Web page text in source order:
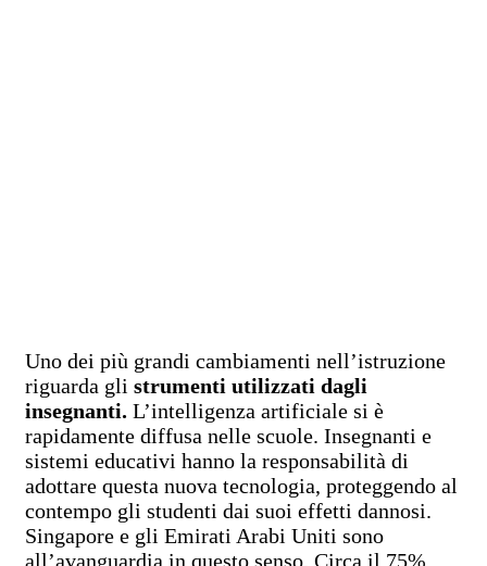
Uno dei più grandi cambiamenti nell’istruzione
riguarda gli strumenti utilizzati dagli
insegnanti. L’intelligenza artificiale si è
rapidamente diffusa nelle scuole. Insegnanti e
sistemi educativi hanno la responsabilità di
adottare questa nuova tecnologia, proteggendo al
contempo gli studenti dai suoi effetti dannosi.
Singapore e gli Emirati Arabi Uniti sono
all’avanguardia in questo senso. Circa il 75%